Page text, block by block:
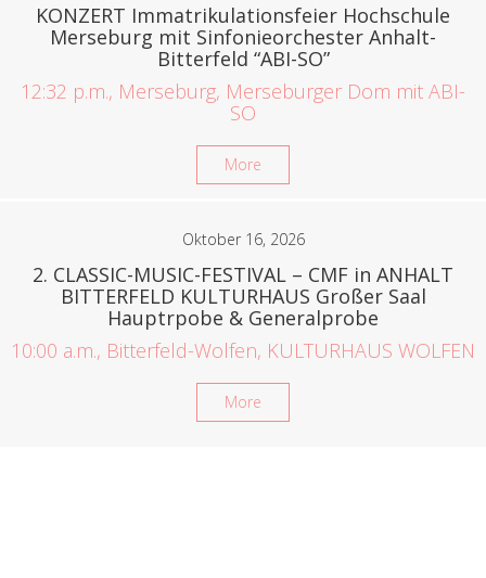
KONZERT Immatrikulationsfeier Hochschule
Merseburg mit Sinfonieorchester Anhalt-
Bitterfeld “ABI-SO”
12:32 p.m., Merseburg, Merseburger Dom mit ABI-
SO
More
Oktober 16, 2026
2. CLASSIC-MUSIC-FESTIVAL – CMF in ANHALT
BITTERFELD KULTURHAUS Großer Saal
Hauptrpobe & Generalprobe
10:00 a.m., Bitterfeld-Wolfen, KULTURHAUS WOLFEN
More